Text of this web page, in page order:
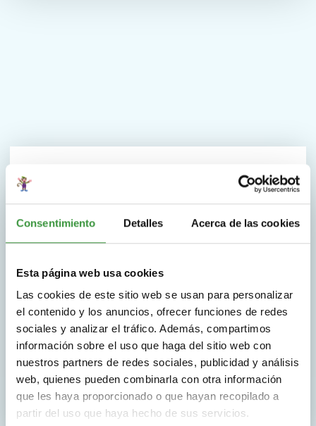
Consentimiento Detalles Acerca de las cookies
Esta página web usa cookies
Las cookies de este sitio web se usan para personalizar
el contenido y los anuncios, ofrecer funciones de redes
sociales y analizar el tráfico. Además, compartimos
información sobre el uso que haga del sitio web con
nuestros partners de redes sociales, publicidad y análisis
web, quienes pueden combinarla con otra información
que les haya proporcionado o que hayan recopilado a
partir del uso que haya hecho de sus servicios.
gimnasia.
En Monkey Town el juego va de la mano de una
Por lo tanto, Monkey Town extraescolares y los
viajes escolares son una excelente ampliación a la
clase de gimnasia.
Elige tu ubicación